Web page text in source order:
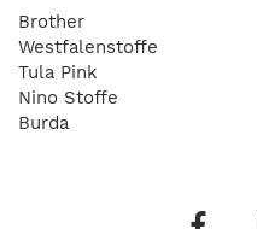
Brother
Westfalenstoffe
Tula Pink
Nino Stoffe
Burda